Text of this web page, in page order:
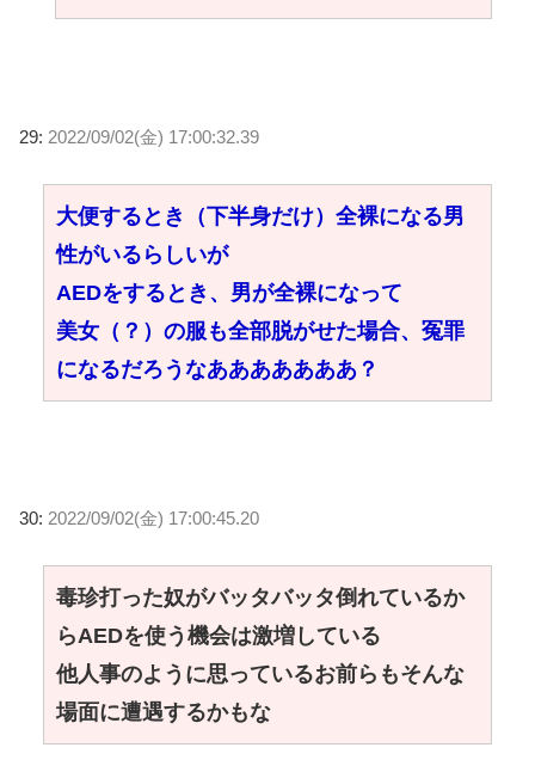
29: 2022/09/02(金) 17:00:32.39
大便するとき（下半身だけ）全裸になる男
性がいるらしいが
AEDをするとき、男が全裸になって
美女（？）の服も全部脱がせた場合、冤罪
になるだろうなあああああああ？
30: 2022/09/02(金) 17:00:45.20
毒珍打った奴がバッタバッタ倒れているか
らAEDを使う機会は激増している
他人事のように思っているお前らもそんな
場面に遭遇するかもな